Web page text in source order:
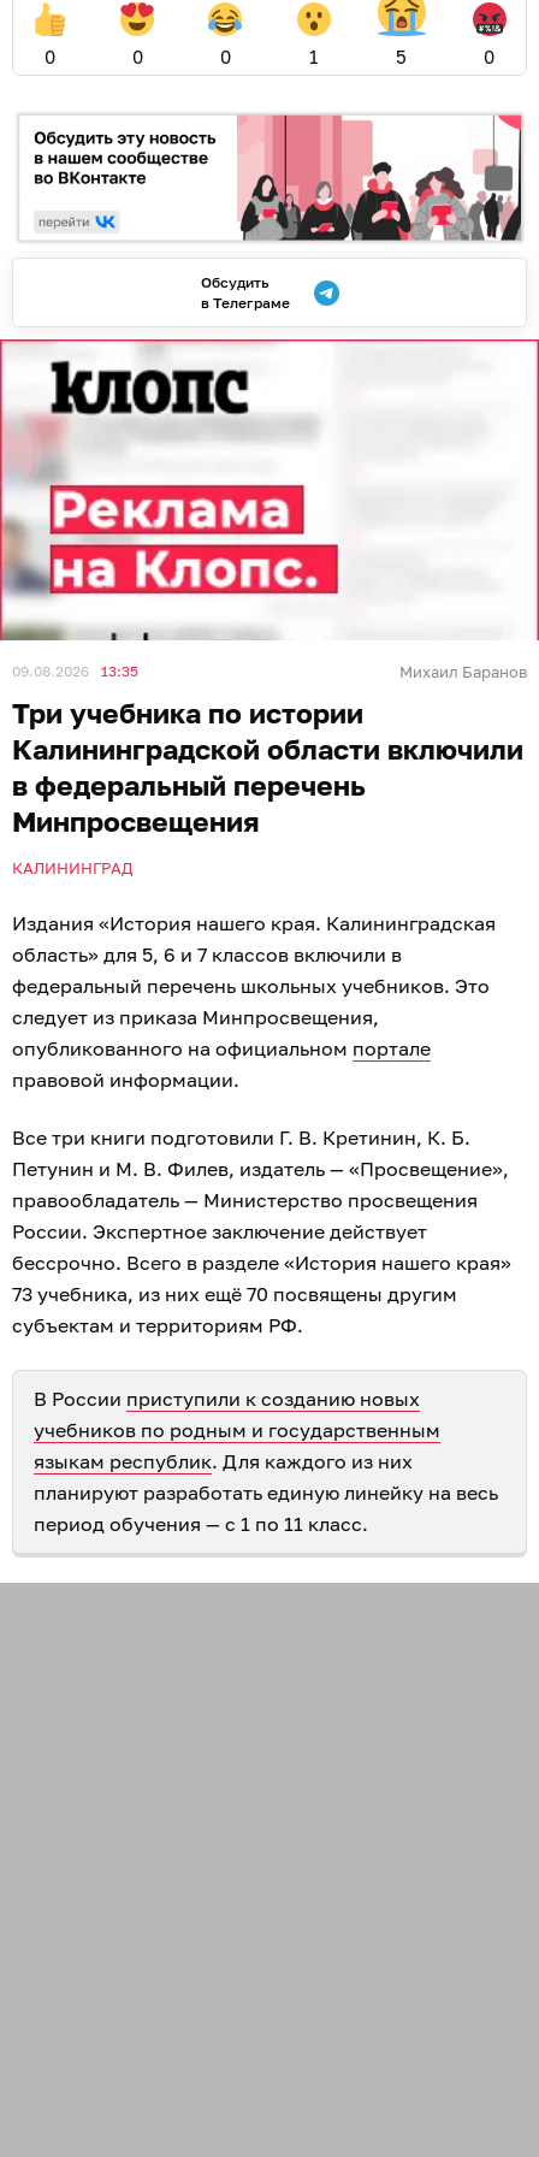
0 0 0 1 5 0
Обсудить
в Телеграме
09.08.2026 13:35 Михаил Баранов
Три учебника по истории
Калининградской области включили
в федеральный перечень
Минпросвещения
КАЛИНИНГРАД
Издания «История нашего края. Калининградская
область» для 5, 6 и 7 классов включили в
федеральный перечень школьных учебников. Это
следует из приказа Минпросвещения,
опубликованного на официальном портале
правовой информации.
Все три книги подготовили Г. В. Кретинин, К. Б.
Петунин и М. В. Филев, издатель — «Просвещение»,
правообладатель — Министерство просвещения
России. Экспертное заключение действует
бессрочно. Всего в разделе «История нашего края»
73 учебника, из них ещё 70 посвящены другим
субъектам и территориям РФ.
В России приступили к созданию новых
учебников по родным и государственным
языкам республик. Для каждого из них
планируют разработать единую линейку на весь
период обучения — с 1 по 11 класс.